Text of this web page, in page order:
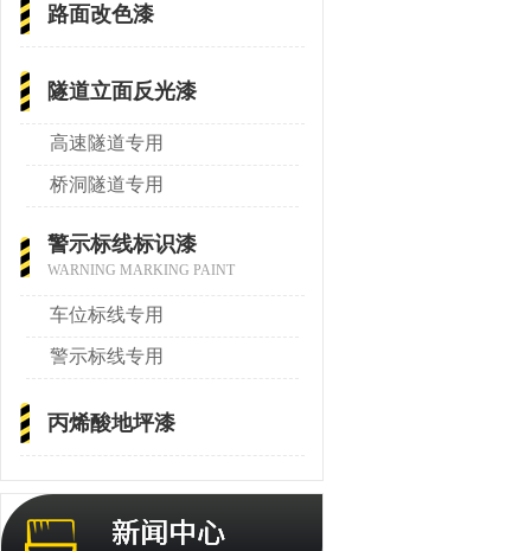
路面改色漆
隧道立面反光漆
高速隧道专用
桥洞隧道专用
警示标线标识漆
WARNING MARKING PAINT
车位标线专用
警示标线专用
丙烯酸地坪漆